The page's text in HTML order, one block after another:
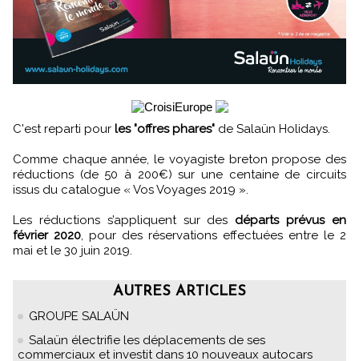
C'est reparti pour les "offres phares" de Salaün Holidays.
Comme chaque année, le voyagiste breton propose des
réductions (de 50 à 200€) sur une centaine de circuits
issus du catalogue « Vos Voyages 2019 ».
Les réductions s’appliquent sur des départs prévus en
février 2020, pour des réservations effectuées entre le 2
mai et le 30 juin 2019.
AUTRES ARTICLES
GROUPE SALAÜN
Salaün électrifie les déplacements de ses
commerciaux et investit dans 10 nouveaux autocars